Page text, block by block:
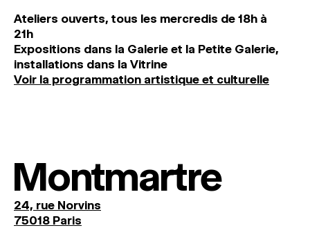
Ateliers ouverts, tous les mercredis de 18h à
21h
Expositions dans la Galerie et la Petite Galerie,
installations dans la Vitrine
Voir la programmation artistique et culturelle
Montmartre
24, rue Norvins
75018 Paris